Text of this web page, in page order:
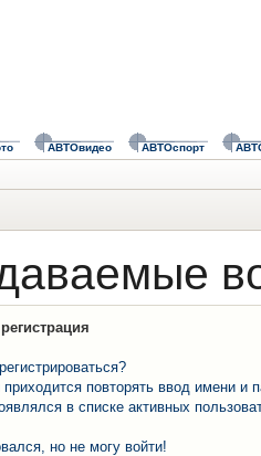
АВТОвидео АВТОспорт
повторять ввод имени и
в списке активных
но не могу войти!